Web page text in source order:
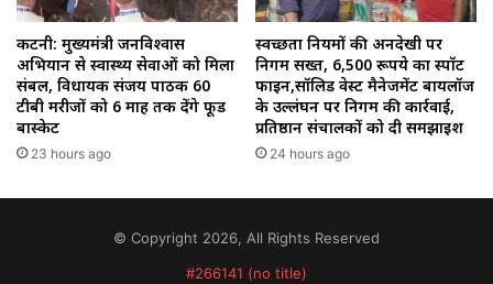
कटनी: मुख्यमंत्री जनविश्वास
अभियान से स्वास्थ्य सेवाओं को मिला
संबल, विधायक संजय पाठक 60
टीबी मरीजों को 6 माह तक देंगे फूड
बास्केट
23 hours ago
स्वच्छता नियमों की अनदेखी पर
निगम सख्त, 6,500 रूपये का स्पॉट
फाइन,सॉलिड वेस्ट मैनेजमेंट बायलॉज
के उल्लंघन पर निगम की कार्रवाई,
प्रतिष्ठान संचालकों को दी समझाइश
24 hours ago
© Copyright 2026, All Rights Reserved
#266141 (no title)